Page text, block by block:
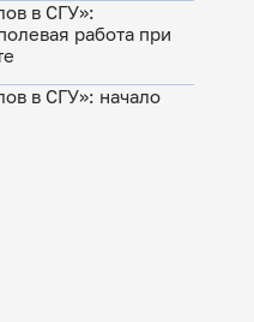
в СГУ»:
работа при
в СГУ»: начало